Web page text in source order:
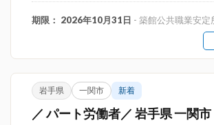
期限： 2026年10月31日 - 築館公共職業安定
岩手県 一関市 新着
／ パート労働者／ 岩手県 一関市